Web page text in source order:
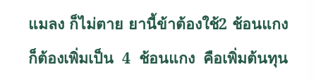
แมลง ก็ไม่ตาย ยานี้ข้าต้องใช้2 ช้อนแกง
ก็ต้องเพิ่มเป็น 4 ช้อนแกง คือเพิ่มต้นทุน